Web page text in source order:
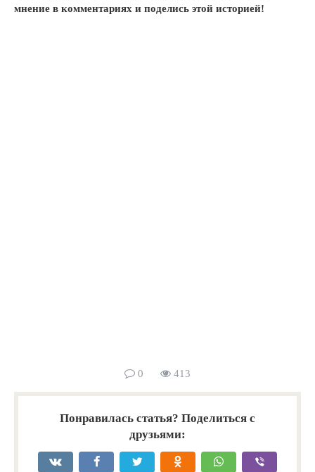
мнение в комментариях и поделись этой историей!
0 413
Понравилась статья? Поделиться с
друзьями: